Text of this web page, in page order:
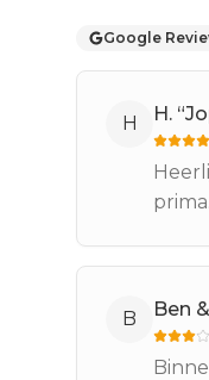
Google
H H.
B Ben